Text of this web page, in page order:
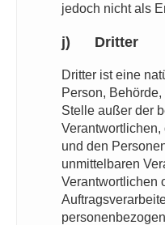
jedoch nicht als
j) Dritter
Dritter ist eine
Person,
Stelle außer der
Verantwortlichen,
und den
unmittelbaren
Verantwortlichen